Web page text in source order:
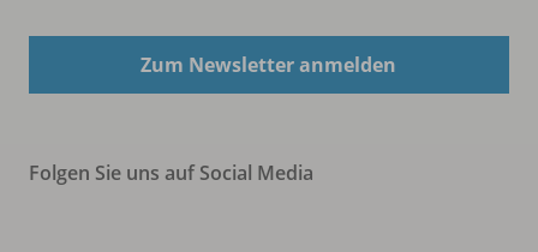
Zum Newsletter anmelden
Folgen Sie uns auf Social Media